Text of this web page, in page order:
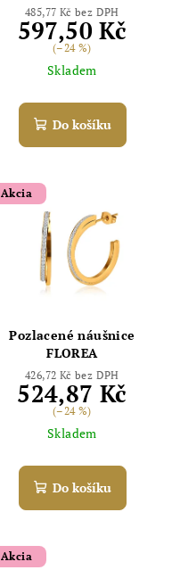
485,77 Kč bez DPH
597,50 Kč
(–24 %)
Skladem
Do košíku
Akcia
Pozlacené náušnice
FLOREA
426,72 Kč bez DPH
524,87 Kč
(–24 %)
Skladem
Do košíku
Akcia